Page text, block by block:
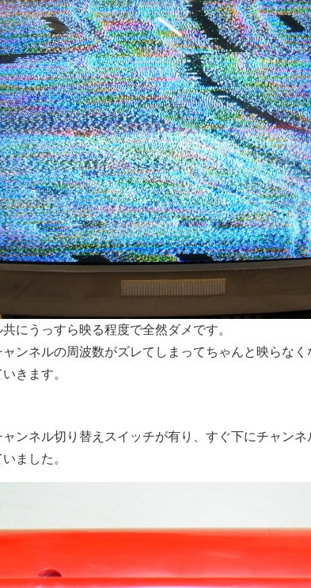
にうっすら映る程度で全然ダメです。
ンネルの周波数がズレてしまってちゃんと映らな
きます。
ンネル切り替えスイッチが有り、すぐ下にチャンネ
ました。